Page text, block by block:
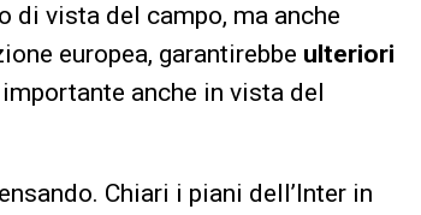
di vista del campo, ma anche
europea, garantirebbe ulteriori
anche in vista del
Chiari i piani dell’Inter in